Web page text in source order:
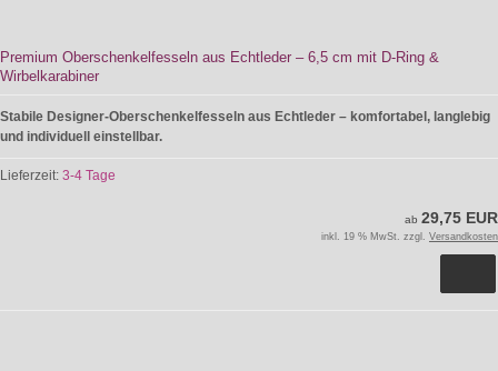
Premium Oberschenkelfesseln aus Echtleder – 6,5 cm mit D-Ring &
Wirbelkarabiner
Stabile Designer-Oberschenkelfesseln aus Echtleder – komfortabel, langlebig
und individuell einstellbar.
Lieferzeit: 3-4 Tage
ab 29,75 EUR
inkl. 19 % MwSt. zzgl. Versandkosten